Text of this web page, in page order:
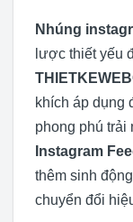
Nhúng
lược thiết yếu
khích áp dụng
phong phú trải
Instagram
thêm sinh
chuyển đổi